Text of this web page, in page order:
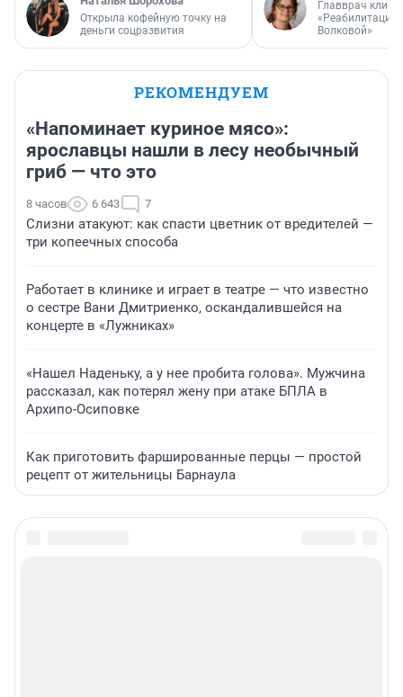
Открыла кофейную точку на
деньги соцразвития
Главврач
«Реабилитация
Волковой»
РЕКОМЕНДУЕМ
«Напоминает куриное мясо»:
ярославцы нашли в лесу необычный
гриб — что это
8 часов 6 643 7
Слизни атакуют: как спасти цветник от вредителей —
три копеечных способа
Работает в клинике и играет в театре — что известно
о сестре Вани Дмитриенко, оскандалившейся на
концерте в «Лужниках»
«Нашел Наденьку, а у нее пробита голова». Мужчина
рассказал, как потерял жену при атаке БПЛА в
Архипо-Осиповке
Как приготовить фаршированные перцы — простой
рецепт от жительницы Барнаула